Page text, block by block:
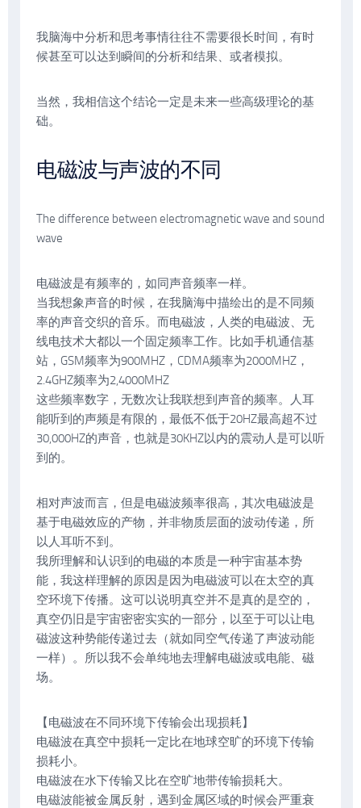
我脑海中分析和思考事情往往不需要很长时间，有时
候甚至可以达到瞬间的分析和结果、或者模拟。
当然，我相信这个结论一定是未来一些高级理论的基
础。
电磁波与声波的不同
The difference between electromagnetic wave and sound
wave
电磁波是有频率的，如同声音频率一样。
当我想象声音的时候，在我脑海中描绘出的是不同频
率的声音交织的音乐。而电磁波，人类的电磁波、无
线电技术大都以一个固定频率工作。比如手机通信基
站，GSM频率为900MHZ，CDMA频率为2000MHZ，
2.4GHZ频率为2,4000MHZ
这些频率数字，无数次让我联想到声音的频率。人耳
能听到的声频是有限的，最低不低于20HZ最高超不过
30,000HZ的声音，也就是30KHZ以内的震动人是可以听
到的。
相对声波而言，但是电磁波频率很高，其次电磁波是
基于电磁效应的产物，并非物质层面的波动传递，所
以人耳听不到。
我所理解和认识到的电磁的本质是一种宇宙基本势
能，我这样理解的原因是因为电磁波可以在太空的真
空环境下传播。这可以说明真空并不是真的是空的，
真空仍旧是宇宙密密实实的一部分，以至于可以让电
磁波这种势能传递过去（就如同空气传递了声波动能
一样）。所以我不会单纯地去理解电磁波或电能、磁
场。
【电磁波在不同环境下传输会出现损耗】
电磁波在真空中损耗一定比在地球空旷的环境下传输
损耗小。
电磁波在水下传输又比在空旷地带传输损耗大。
电磁波能被金属反射，遇到金属区域的时候会严重衰